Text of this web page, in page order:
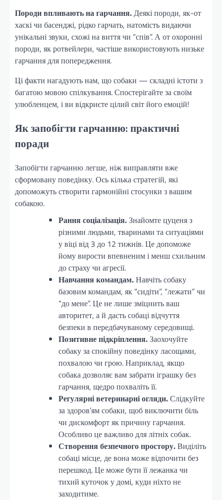
Породи впливають на гарчання.Деякі породи, як-от
хаскі чи басенджі, рідко гарчать, натомість видаючи
унікальні звуки, схожі на виття чи “спів”. А от охоронні
породи, як ротвейлери, частіше використовують низьке
гарчання для попередження.
Ці факти нагадують нам, що собаки — складні істоти з
багатою мовою спілкування. Спостерігайте за своїм
улюбленцем, і ви відкриєте цілий світ його емоцій!
Як запобігти гарчанню: практичні
поради
Запобігти гарчанню легше, ніж виправляти вже
сформовану поведінку. Ось кілька стратегій, які
допоможуть створити гармонійні стосунки з вашим
собакою.
Рання соціалізація.Знайомте цуценя з
різними людьми, тваринами та ситуаціями
у віці від 3 до 12 тижнів. Це допоможе
йому вирости впевненим і менш схильним
до страху чи агресії.
Навчання командам.Навчіть собаку
базовим командам, як “сидіти”, “лежати” чи
“до мене”. Це не лише зміцнить ваш
авторитет, а й дасть собаці відчуття
безпеки в передбачуваному середовищі.
Позитивне підкріплення.Заохочуйте
собаку за спокійну поведінку ласощами,
похвалою чи грою. Наприклад, якщо
собака дозволяє вам забрати іграшку без
гарчання, щедро похваліть її.
Регулярні ветеринарні огляди.Слідкуйте
за здоров’ям собаки, щоб виключити біль
чи дискомфорт як причину гарчання.
Особливо це важливо для літніх собак.
Створення безпечного простору.Виділіть
собаці місце, де вона може відпочити без
перешкод. Це може бути її лежанка чи
тихий куточок у домі, куди ніхто не
заходитиме.